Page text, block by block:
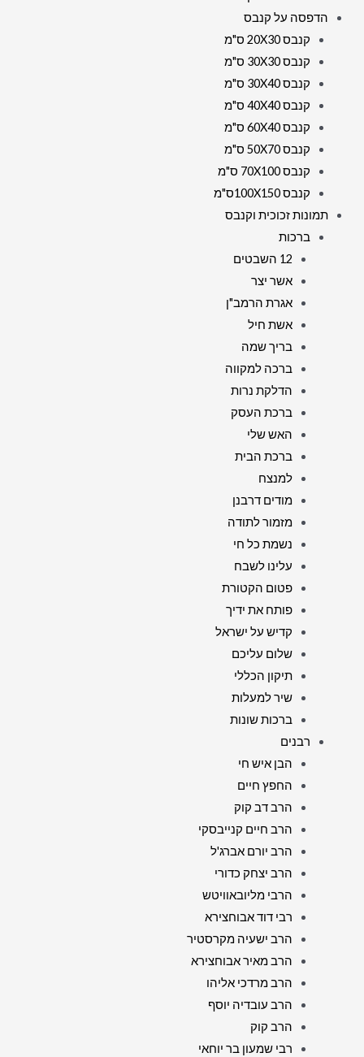
הדפסה על קנבס
קנבס 20X30 ס"מ
קנבס 30X30 ס"מ
קנבס 30X40 ס"מ
קנבס 40X40 ס"מ
קנבס 60X40 ס"מ
קנבס 50X70 ס"מ
קנבס 70X100 ס"מ
קנבס 100X150ס"מ
תמונות זכוכית וקנבס
ברכות
12 השבטים
אשר יצר
אגרת הרמב"ן
אשת חיל
בריך שמה
ברכה למקווה
הדלקת נרות
ברכת העסק
האש שלי
ברכת הבית
למנצח
מודים דרבנן
מזמור לתודה
נשמת כל חי
עלינו לשבח
פטום הקטורת
פותח את ידיך
קדיש על ישראל
שלום עליכם
תיקון הכללי
שיר למעלות
ברכות שונות
רבנים
הבן איש חי
החפץ חיים
הרב דב קוק
הרב חיים קנייבסקי
הרב יורם אברג'ל
הרב יצחק כדורי
הרבי מליובאוויטש
רבי דוד אבוחצירא
הרב ישעיה מקרסטיר
הרב מאיר אבוחצירא
הרב מרדכי אליהו
הרב עובדיה יוסף
הרב קוק
רבי שמעון בר יוחאי